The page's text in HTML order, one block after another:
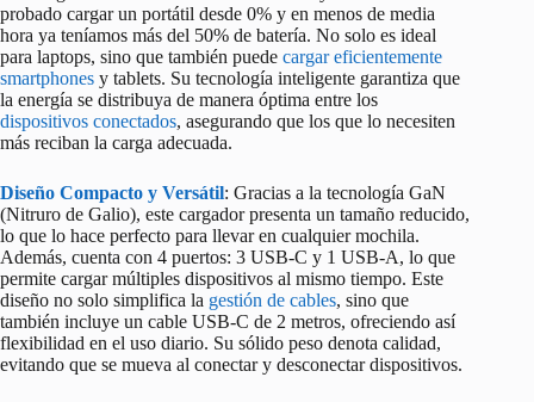
probado cargar un portátil desde 0% y en menos de media
hora ya teníamos más del 50% de batería. No solo es ideal
para laptops, sino que también puede cargar eficientemente
smartphones y tablets. Su tecnología inteligente garantiza que
la energía se distribuya de manera óptima entre los
dispositivos conectados, asegurando que los que lo necesiten
más reciban la carga adecuada.
Diseño Compacto y Versátil: Gracias a la tecnología GaN
(Nitruro de Galio), este cargador presenta un tamaño reducido,
lo que lo hace perfecto para llevar en cualquier mochila.
Además, cuenta con 4 puertos: 3 USB-C y 1 USB-A, lo que
permite cargar múltiples dispositivos al mismo tiempo. Este
diseño no solo simplifica la gestión de cables, sino que
también incluye un cable USB-C de 2 metros, ofreciendo así
flexibilidad en el uso diario. Su sólido peso denota calidad,
evitando que se mueva al conectar y desconectar dispositivos.